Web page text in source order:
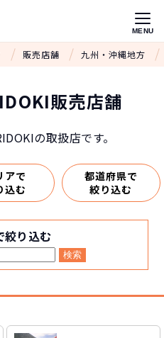
MENU
販売店舗 九州・沖縄地方
販売店舗
の取扱店です。
アで
込む
都道府県で
絞り込む
絞り込む
検索